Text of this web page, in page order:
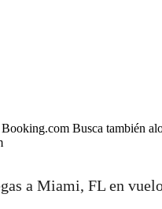
Booking.com Busca también
a Miami, FL en